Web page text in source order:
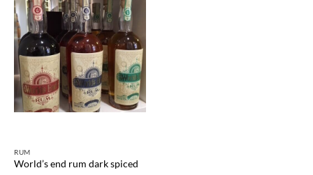
RUM
World’s end rum dark spiced